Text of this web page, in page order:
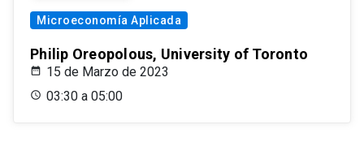
Microeconomía Aplicada
Philip Oreopolous, University of Toronto
15 de Marzo de 2023
03:30 a 05:00